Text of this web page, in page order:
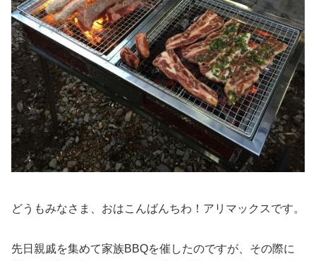
どうもみなさま、おはこんばんちわ！アリマックスです。
先日親戚を集めて家族BBQを催したのですが、その際に